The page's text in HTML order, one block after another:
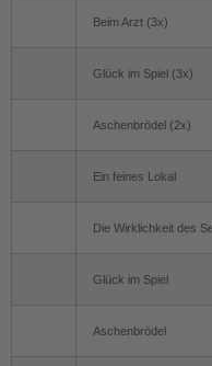
Beim Arzt (3x)
Glück im Spiel (3x)
Aschenbrödel (2x)
Ein feines Lokal
Die Wirklichkeit des
Glück im Spiel
Aschenbrödel